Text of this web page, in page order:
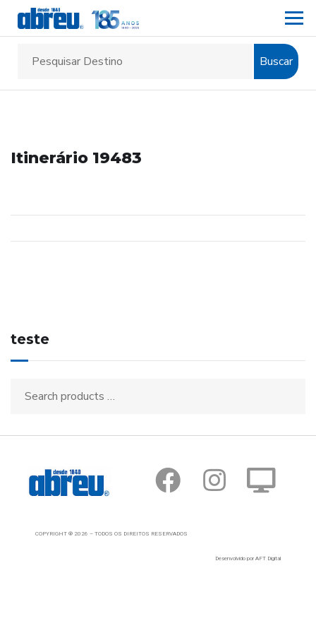
Buscar
Itinerário 19483
teste
COPYRIGHT ® 2026 – TODOS OS DIREITOS RESERVADOS
Desenvolvido por AFT Digital